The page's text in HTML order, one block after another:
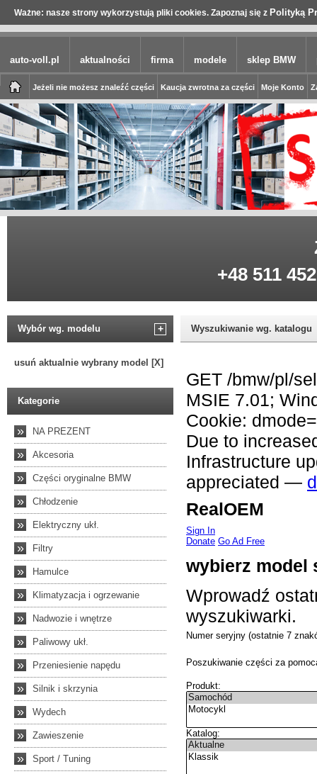
Ważne: nasze strony wykorzystują pliki cookies. Zapoznaj się z Polityką
auto-voll.pl aktualności firma modele sklep BMW
Jeżeli nie możesz znaleźć części Kaucja zwrotna za części Moje Konto
+48 511
Wybór wg. modelu +
usuń aktualnie wybrany model [X]
Kategorie
» NA PREZENT
» Akcesoria
» Części oryginalne BMW
» Chłodzenie
» Elektryczny ukł.
» Filtry
» Hamulce
» Klimatyzacja i ogrzewanie
» Nadwozie i wnętrze
» Paliwowy ukł.
» Przeniesienie napędu
» Silnik i skrzynia
» Wydech
» Zawieszenie
» Sport / Tuning
Wyszukiwanie wg. katalogu